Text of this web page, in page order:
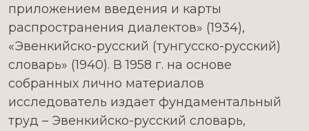
приложением введения и карты
распространения диалектов» (1934),
«Эвенкийско-русский (тунгусско-русский)
словарь» (1940). В 1958 г. на основе
собранных лично материалов
исследователь издает фундаментальный
труд – Эвенкийско-русский словарь,